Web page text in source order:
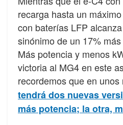
recarga hasta un
con baterías LFP
sinónimo de un 17%
Más potencia y menos
victoria al MG4 en este
recordemos que en unos
tendrá dos nuevas
más potencia; la otra,